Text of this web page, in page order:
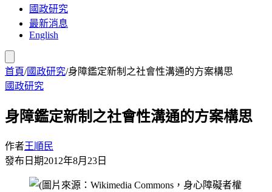
國政研究
最新消息
English
首頁/國政研究/身障鑑定新制之社會性溝通的方案構思
國政研究
身障鑑定新制之社會性溝通的方案構思
作者王順民
發布日期2012年8月23日